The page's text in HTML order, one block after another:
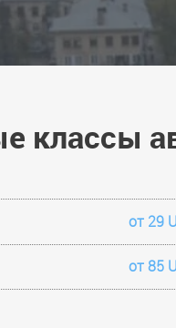
классы
от 29
от 85